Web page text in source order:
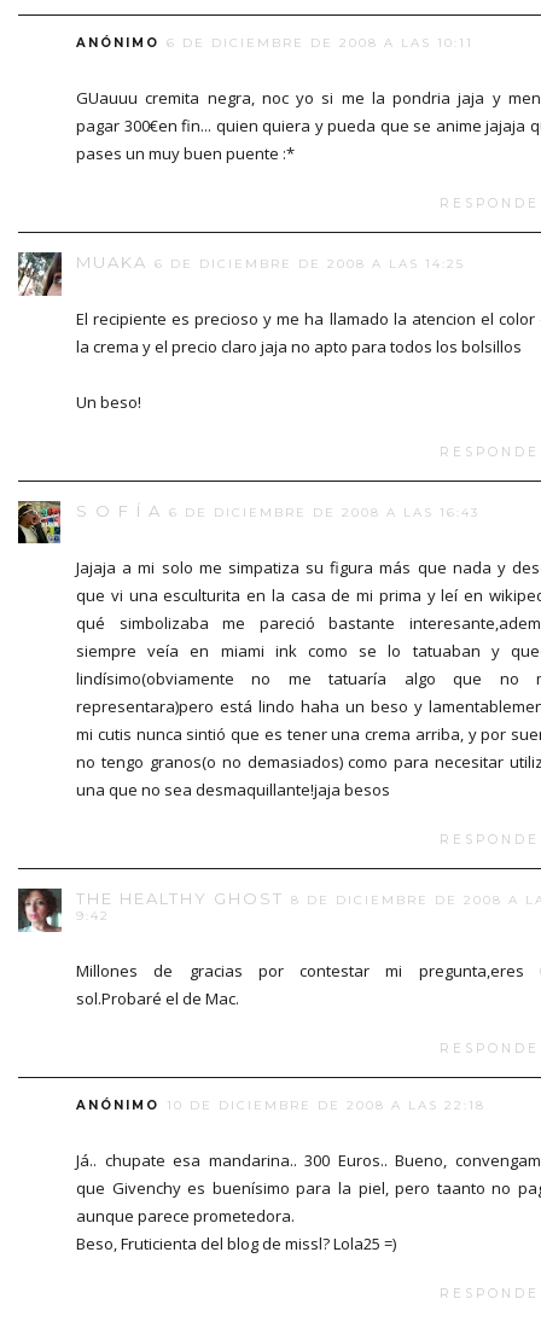
ANÓNIMO 6 DE DICIEMBRE DE 2008 A LAS 10:11
GUauuu cremita negra, noc yo si me la pondria jaja y
pagar 300€en fin... quien quiera y pueda que se anime jajaja
pases un muy buen puente :*
MUAKA 6 DE DICIEMBRE DE 2008 A LAS 14:25
El recipiente es precioso y me ha llamado la atencion el color
la crema y el precio claro jaja no apto para todos los bolsillos
Un beso!
S O F Í A 6 DE DICIEMBRE DE 2008 A LAS 16:43
Jajaja a mi solo me simpatiza su figura más que nada y
que vi una esculturita en la casa de mi prima y leí en
qué simbolizaba me pareció bastante
siempre veía en miami ink como se lo tatuaban y
lindísimo(obviamente no me tatuaría algo que no
representara)pero está lindo haha un beso y
mi cutis nunca sintió que es tener una crema arriba, y por
no tengo granos(o no demasiados) como para necesitar
una que no sea desmaquillante!jaja besos
THE HEALTHY GHOST
8 DE DICIEMBRE DE 2008 A
9:42
Millones de gracias por contestar mi pregunta,eres
sol.Probaré el de Mac.
ANÓNIMO 10 DE DICIEMBRE DE 2008 A LAS 22:18
Já.. chupate esa mandarina.. 300 Euros.. Bueno,
que Givenchy es buenísimo para la piel, pero taanto no
aunque parece prometedora.
Beso, Fruticienta del blog de missl? Lola25 =)